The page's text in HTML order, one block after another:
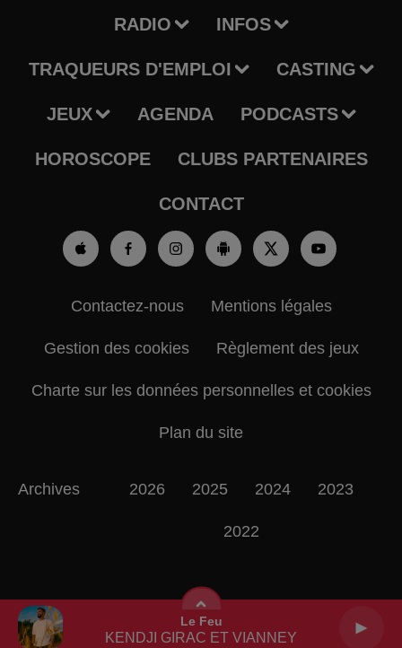
Le Feu
KENDJI GIRAC ET VIANNEY
RADIO INFOS
TRAQUEURS D'EMPLOI CASTING
JEUX AGENDA PODCASTS
HOROSCOPE CLUBS PARTENAIRES
CONTACT
Contactez-nous Mentions légales
Gestion des cookies Règlement des jeux
Charte sur les données personnelles et cookies
Plan du site
Archives 2026 2025 2024 2023
2022